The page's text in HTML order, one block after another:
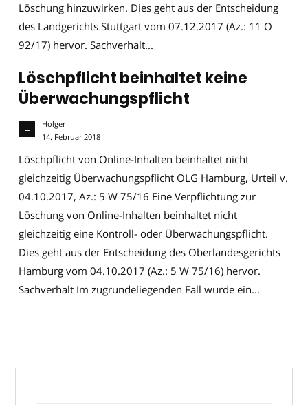
Löschung hinzuwirken. Dies geht aus der Entscheidung
des Landgerichts Stuttgart vom 07.12.2017 (Az.: 11 O
92/17) hervor. Sachverhalt...
Löschpflicht beinhaltet keine
Überwachungspflicht
Holger
14. Februar 2018
Löschpflicht von Online-Inhalten beinhaltet nicht
gleichzeitig Überwachungspflicht OLG Hamburg, Urteil v.
04.10.2017, Az.: 5 W 75/16 Eine Verpflichtung zur
Löschung von Online-Inhalten beinhaltet nicht
gleichzeitig eine Kontroll- oder Überwachungspflicht.
Dies geht aus der Entscheidung des Oberlandesgerichts
Hamburg vom 04.10.2017 (Az.: 5 W 75/16) hervor.
Sachverhalt Im zugrundeliegenden Fall wurde ein...